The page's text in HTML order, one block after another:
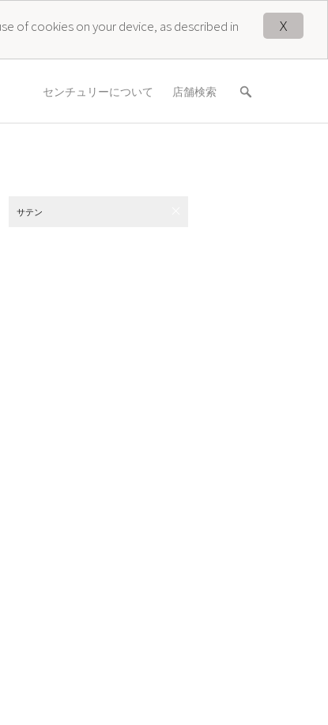
X
of cookies on your device, as described in
センチュリーについて 店舗検索
サテン